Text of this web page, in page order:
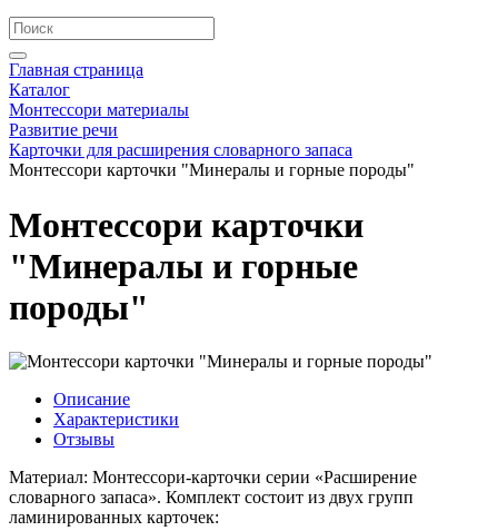
Главная страница
Каталог
Монтессори материалы
Развитие речи
Карточки для расширения словарного запаса
Монтессори карточки "Минералы и горные породы"
Монтессори карточки
"Минералы и горные
породы"
Описание
Характеристики
Отзывы
Материал: Монтессори-карточки серии «Расширение
словарного запаса». Комплект состоит из двух групп
ламинированных карточек: